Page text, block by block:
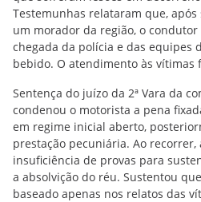
Testemunhas relataram que,
um morador da região, o
chegada da polícia e das equipes
bebido. O atendimento às vítimas
Sentença do juízo da 2ª Vara da
condenou o motorista a pena
em regime inicial aberto,
prestação pecuniária. Ao recorrer,
insuficiência de provas para
a absolvição do réu. Sustentou
baseado apenas nos relatos das